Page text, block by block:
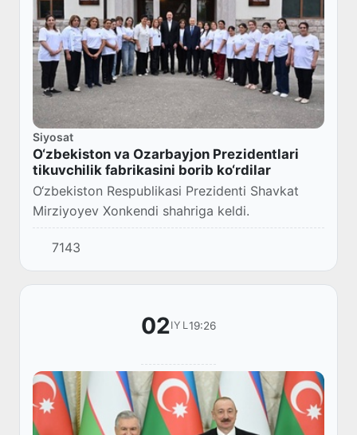
Siyosat
O‘zbekiston va Ozarbayjon Prezidentlari
tikuvchilik fabrikasini borib ko‘rdilar
O‘zbekiston Respublikasi Prezidenti Shavkat
Mirziyoyev Xonkendi shahriga keldi.
7143
02IYL19:26